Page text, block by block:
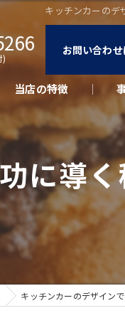
キッチンカーのデ
)
お問い合わ
当店の特徴
キッチンカー
テイクアウト
さくらポーク
美味しい
に導
キッチンカーのデザイン